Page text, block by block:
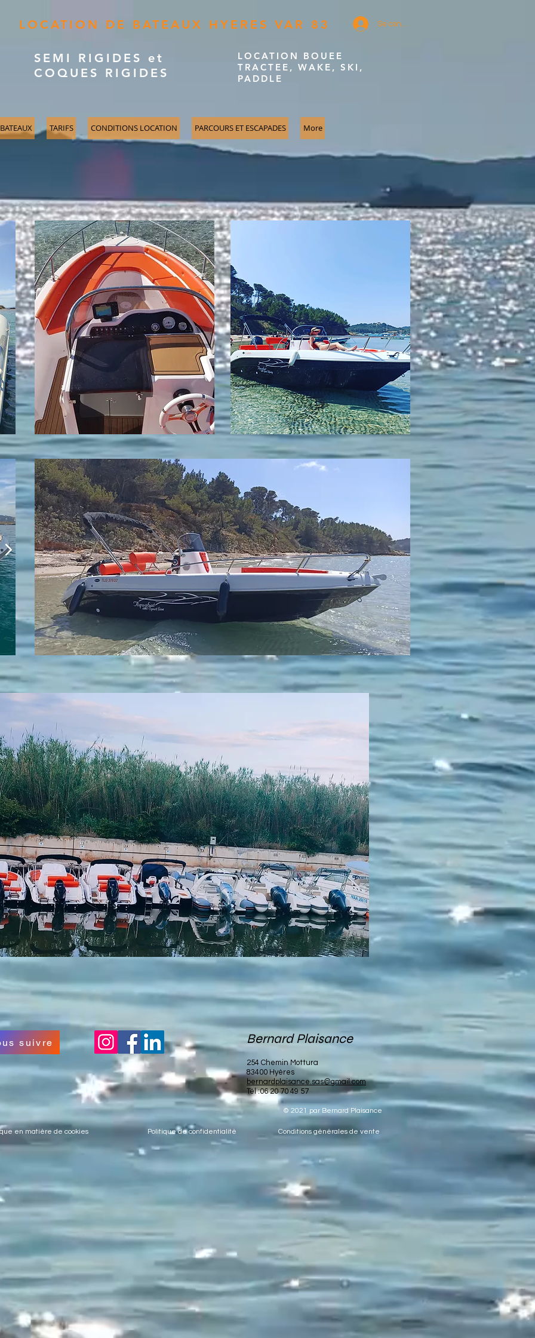
LOCATION DE BATEAUX HYERES VAR 83 Se connecter
SEMI RIGIDES et
COQUES RIGIDES
LOCATION BOUEE
TRACTEE, WAKE, SKI,
PADDLE
TARIFS CONDITIONS LOCATION PARCOURS ET ESCAPADES More
suivre Bernard Plaisance
254 Chemin Mottura
83400 Hyères
bernardplaisance.sas@gmail.com
Tél :06 20 70 49 57
© 2021 par Bernard Plaisance
en matière de cookies Politique de confidentialité Conditions générales de vente